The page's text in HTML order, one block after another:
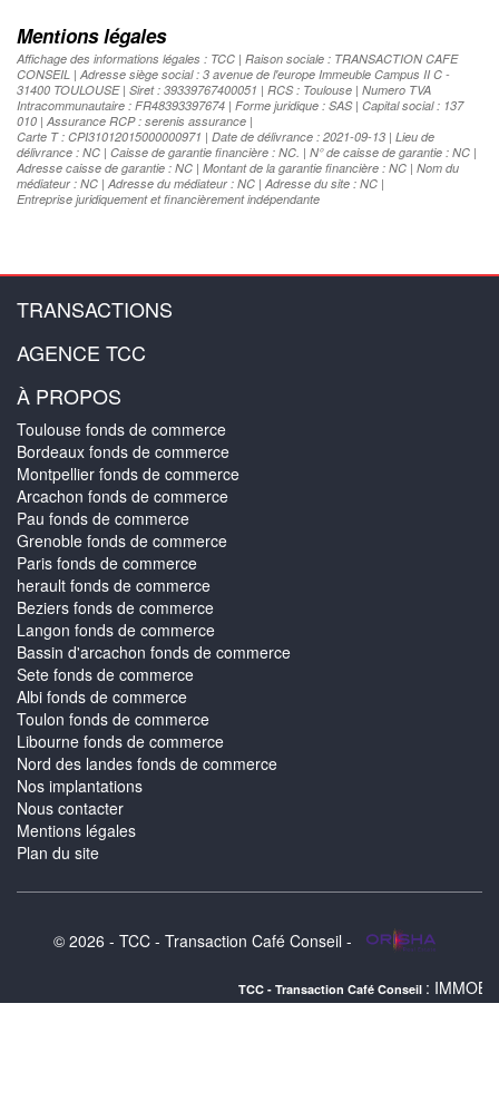
Mentions légales
Affichage des informations légales : TCC | Raison sociale : TRANSACTION CAFE
CONSEIL | Adresse siège social : 3 avenue de l'europe Immeuble Campus II C -
31400 TOULOUSE | Siret : 39339767400051 | RCS : Toulouse | Numero TVA
Intracommunautaire : FR48393397674 | Forme juridique : SAS | Capital social : 137
010 | Assurance RCP : serenis assurance |
Carte T : CPI31012015000000971 | Date de délivrance : 2021-09-13 | Lieu de
délivrance : NC | Caisse de garantie financière : NC. | N° de caisse de garantie : NC |
Adresse caisse de garantie : NC | Montant de la garantie financière : NC | Nom du
médiateur : NC | Adresse du médiateur : NC | Adresse du site : NC |
Entreprise juridiquement et financièrement indépendante
TRANSACTIONS
AGENCE TCC
À PROPOS
Toulouse fonds de commerce
Bordeaux fonds de commerce
Montpellier fonds de commerce
Arcachon fonds de commerce
Pau fonds de commerce
Grenoble fonds de commerce
Paris fonds de commerce
herault fonds de commerce
Beziers fonds de commerce
Langon fonds de commerce
Bassin d'arcachon fonds de commerce
Sete fonds de commerce
Albi fonds de commerce
Toulon fonds de commerce
Libourne fonds de commerce
Nord des landes fonds de commerce
Nos implantations
Nous contacter
Mentions légales
Plan du site
© 2026 - TCC - Transaction Café Conseil -
TCC - Transaction Café Conseil : IMMOBILIER